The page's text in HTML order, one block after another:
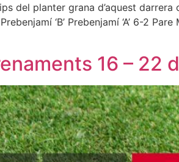
del planter grana d’aquest darrera
‘B’ Prebenjamí ‘A’ 6-2
16 – 22